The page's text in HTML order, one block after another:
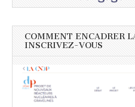
COMMENT ENCADRER
INSCRIVEZ-VOUS